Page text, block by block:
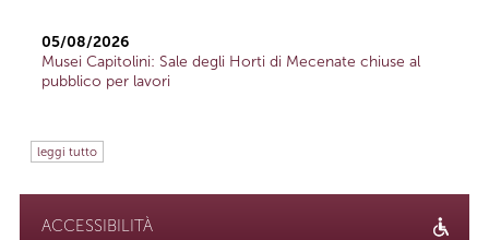
05/08/2026
Musei Capitolini: Sale degli Horti di Mecenate chiuse al
pubblico per lavori
leggi tutto
ACCESSIBILITÀ